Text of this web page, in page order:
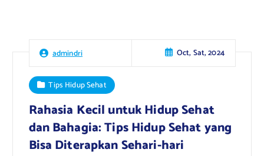
admindri Oct, Sat, 2024
Tips Hidup Sehat
Rahasia Kecil untuk Hidup Sehat
dan Bahagia: Tips Hidup Sehat yang
Bisa Diterapkan Sehari-hari